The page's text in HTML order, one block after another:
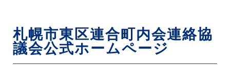
札幌市東区連合町内会連絡協
議会公式ホームページ